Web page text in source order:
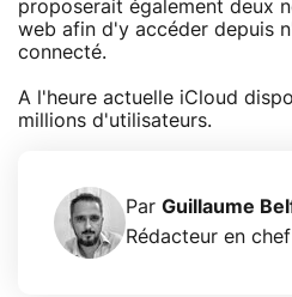
proposerait également deux
web afin d'y accéder depuis
connecté.
A l'heure actuelle iCloud
millions d'utilisateurs.
Par Guillaume
Rédacteur en